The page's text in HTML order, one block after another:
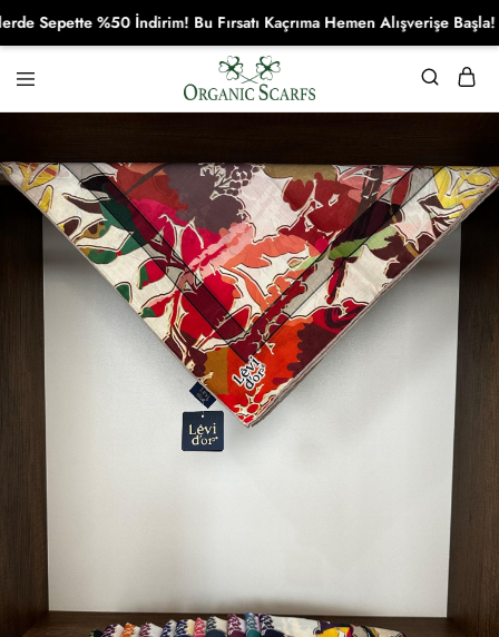
Organikscarf
%50 İndirim! Bu Fırsatı Kaçrıma Hemen Alışverişe Başla!